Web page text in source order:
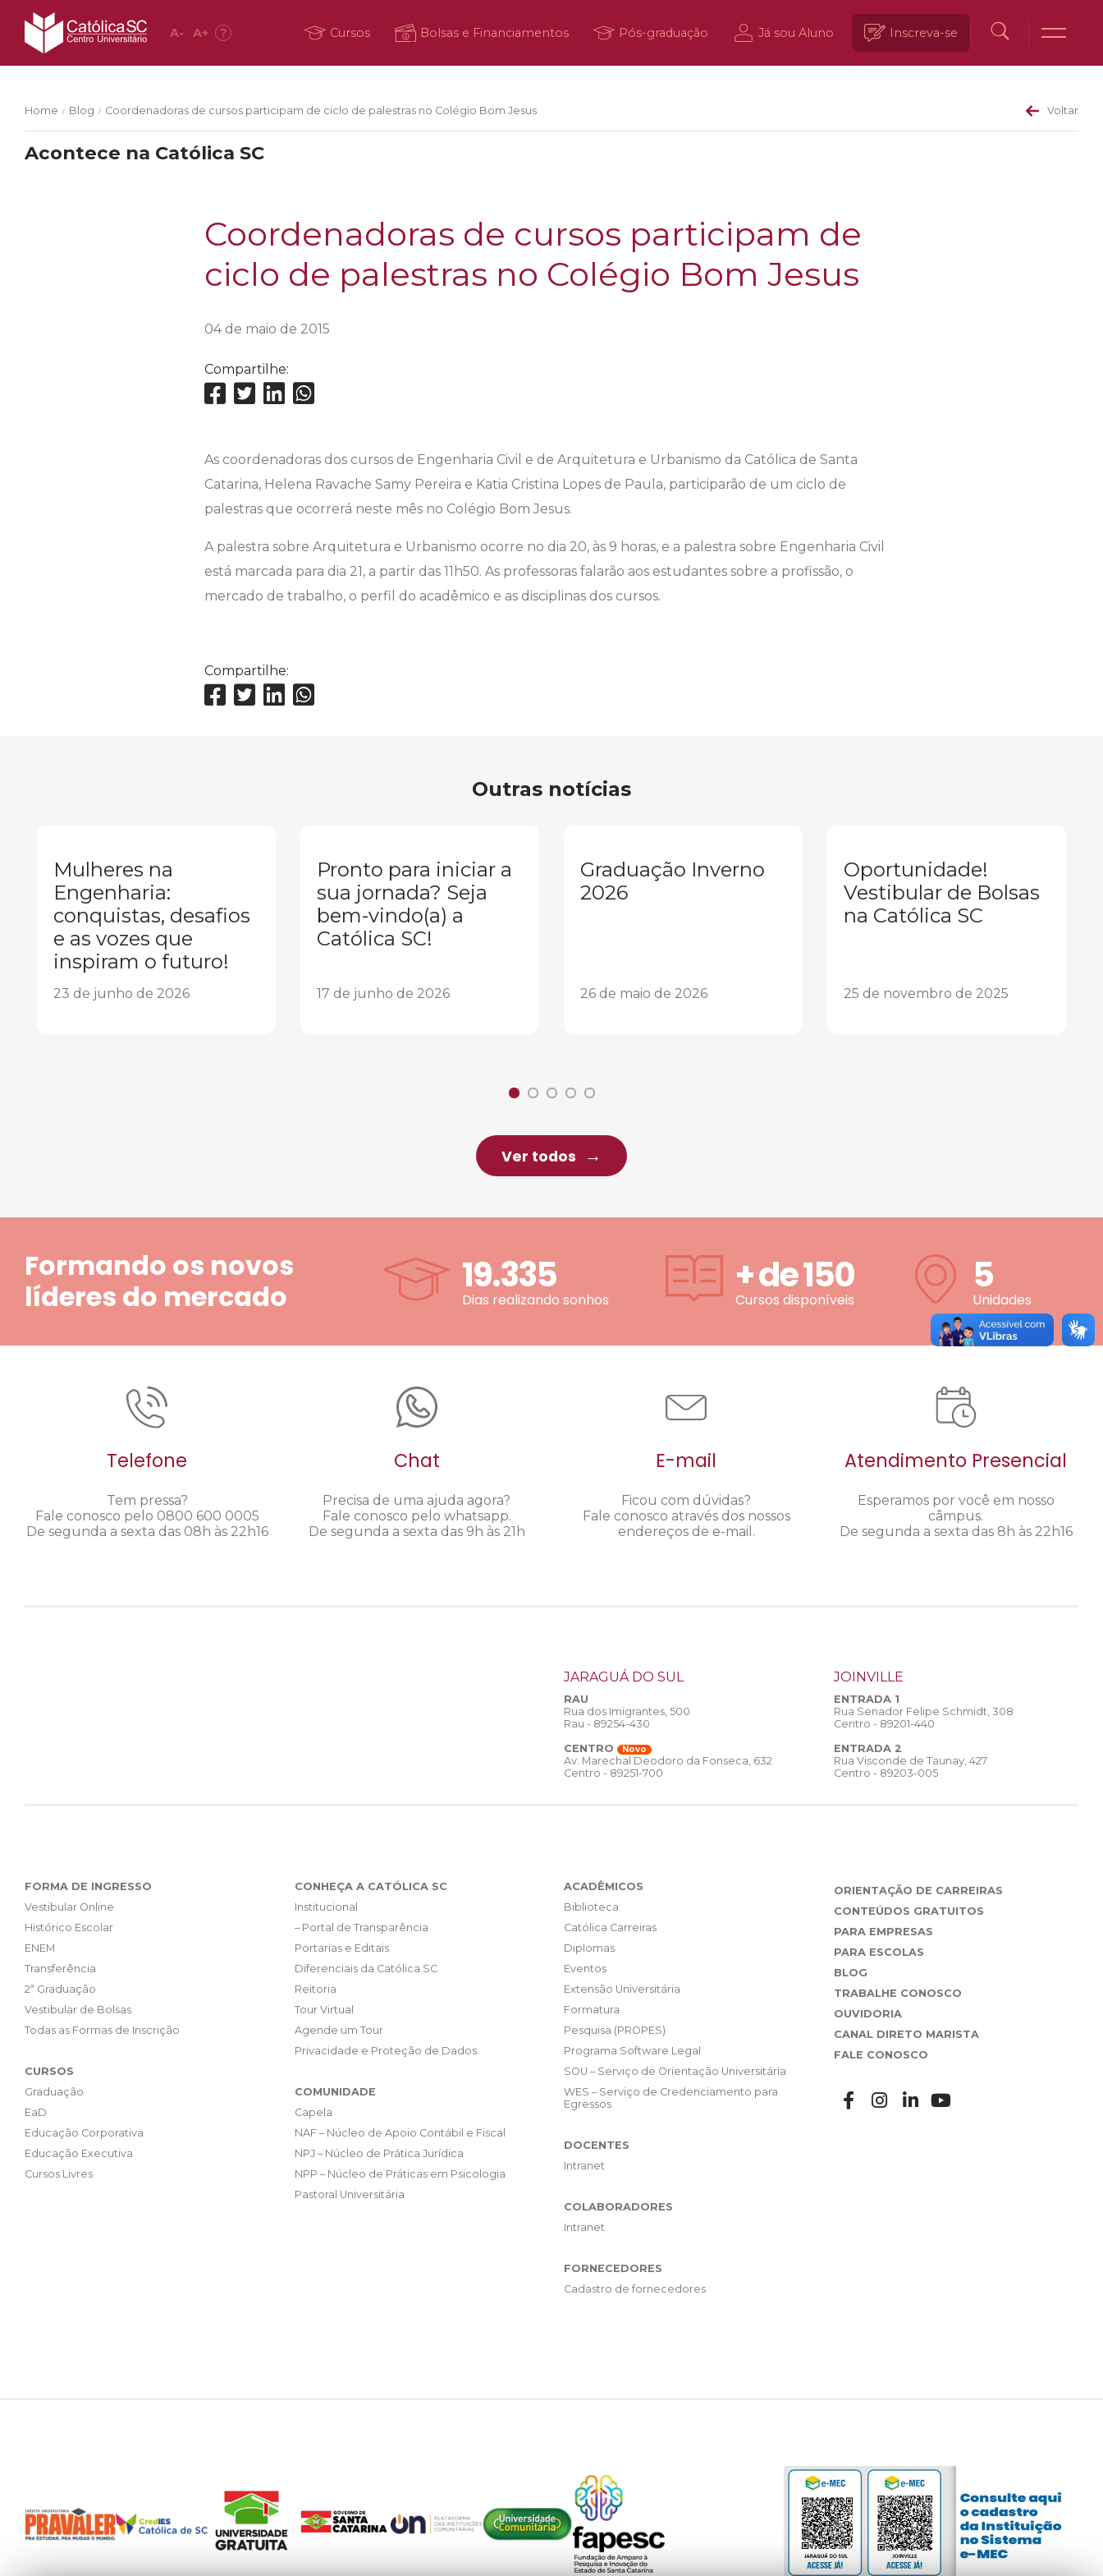
A- A+ ? Cursos Bolsas e Financiamentos Pós-graduação Já sou Aluno Inscreva-se
Home / Blog / Coordenadoras de cursos participam de ciclo de palestras no Colégio Bom Jesus Voltar
Acontece na Católica SC
Coordenadoras de cursos participam de
ciclo de palestras no Colégio Bom Jesus
04 de maio de 2015
Compartilhe:
As coordenadoras dos cursos de Engenharia Civil e de Arquitetura e Urbanismo da Católica de Santa
Catarina, Helena Ravache Samy Pereira e Katia Cristina Lopes de Paula, participarão de um ciclo de
palestras que ocorrerá neste mês no Colégio Bom Jesus.
A palestra sobre Arquitetura e Urbanismo ocorre no dia 20, às 9 horas, e a palestra sobre Engenharia Civil
está marcada para dia 21, a partir das 11h50. As professoras falarão aos estudantes sobre a profissão, o
mercado de trabalho, o perfil do acadêmico e as disciplinas dos cursos.
Compartilhe:
Outras notícias
Mulheres na
Engenharia:
conquistas, desafios
e as vozes que
inspiram o futuro!
23 de junho de 2026
Pronto para iniciar a
sua jornada? Seja
bem-vindo(a) a
Católica SC!
17 de junho de 2026
Graduação Inverno
2026
26 de maio de 2026
Oportunidade!
Vestibular de Bolsas
na Católica SC
25 de novembro de 2025
Ver todos
Formando os novos
líderes do mercado
19.335
Dias realizando sonhos
+ de150
Cursos disponíveis
5
Unidades
Telefone
Tem pressa?
Fale conosco pelo 0800 600 0005
De segunda a sexta das 08h às 22h16
Chat
Precisa de uma ajuda agora?
Fale conosco pelo whatsapp.
De segunda a sexta das 9h às 21h
E-mail
Ficou com dúvidas?
Fale conosco através dos nossos
endereços de e-mail.
Atendimento Presencial
Esperamos por você em nosso
câmpus.
De segunda a sexta das 8h às 22h16
JARAGUÁ DO SUL
RAU
Rua dos Imigrantes, 500
Rau - 89254-430
CENTRO
Novo
Av. Marechal Deodoro da Fonseca, 632
Centro - 89251-700
JOINVILLE
ENTRADA 1
Rua Senador Felipe Schmidt, 308
Centro - 89201-440
ENTRADA 2
Rua Visconde de Taunay, 427
Centro - 89203-005
FORMA DE INGRESSO
Vestibular Online
Histórico Escolar
ENEM
Transferência
2ª Graduação
Vestibular de Bolsas
Todas as Formas de Inscrição
CURSOS
Graduação
EaD
Educação Corporativa
Educação Executiva
Cursos Livres
CONHEÇA A CATÓLICA SC
Institucional
– Portal de Transparência
Portarias e Editais
Diferenciais da Católica SC
Reitoria
Tour Virtual
Agende um Tour
Privacidade e Proteção de Dados
COMUNIDADE
Capela
NAF – Núcleo de Apoio Contábil e Fiscal
NPJ – Núcleo de Prática Jurídica
NPP – Núcleo de Práticas em Psicologia
Pastoral Universitária
ACADÊMICOS
Biblioteca
Católica Carreiras
Diplomas
Eventos
Extensão Universitária
Formatura
Pesquisa (PROPES)
Programa Software Legal
SOU – Serviço de Orientação Universitária
WES – Serviço de Credenciamento para
Egressos
DOCENTES
Intranet
COLABORADORES
Intranet
FORNECEDORES
Cadastro de fornecedores
ORIENTAÇÃO DE CARREIRAS
CONTEÚDOS GRATUITOS
PARA EMPRESAS
PARA ESCOLAS
BLOG
TRABALHE CONOSCO
OUVIDORIA
CANAL DIRETO MARISTA
FALE CONOSCO